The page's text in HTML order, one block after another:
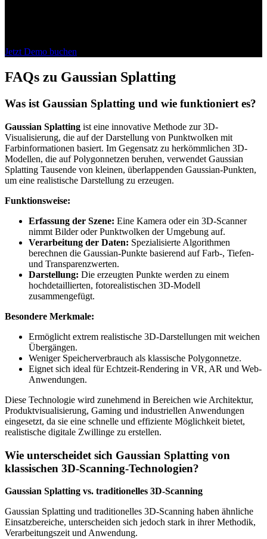
Jetzt Demo buchen
FAQs zu Gaussian Splatting
Was ist Gaussian Splatting und wie funktioniert es?
Gaussian Splatting ist eine innovative Methode zur 3D-
Visualisierung, die auf der Darstellung von Punktwolken mit
Farbinformationen basiert. Im Gegensatz zu herkömmlichen 3D-
Modellen, die auf Polygonnetzen beruhen, verwendet Gaussian
Splatting Tausende von kleinen, überlappenden Gaussian-Punkten,
um eine realistische Darstellung zu erzeugen.
Funktionsweise:
Erfassung der Szene: Eine Kamera oder ein 3D-Scanner
nimmt Bilder oder Punktwolken der Umgebung auf.
Verarbeitung der Daten: Spezialisierte Algorithmen
berechnen die Gaussian-Punkte basierend auf Farb-, Tiefen-
und Transparenzwerten.
Darstellung: Die erzeugten Punkte werden zu einem
hochdetaillierten, fotorealistischen 3D-Modell
zusammengefügt.
Besondere Merkmale:
Ermöglicht extrem realistische 3D-Darstellungen mit weichen
Übergängen.
Weniger Speicherverbrauch als klassische Polygonnetze.
Eignet sich ideal für Echtzeit-Rendering in VR, AR und Web-
Anwendungen.
Diese Technologie wird zunehmend in Bereichen wie Architektur,
Produktvisualisierung, Gaming und industriellen Anwendungen
eingesetzt, da sie eine schnelle und effiziente Möglichkeit bietet,
realistische digitale Zwillinge zu erstellen.
Wie unterscheidet sich Gaussian Splatting von
klassischen 3D-Scanning-Technologien?
Gaussian Splatting vs. traditionelles 3D-Scanning
Gaussian Splatting und traditionelles 3D-Scanning haben ähnliche
Einsatzbereiche, unterscheiden sich jedoch stark in ihrer Methodik,
Verarbeitungszeit und Anwendung.